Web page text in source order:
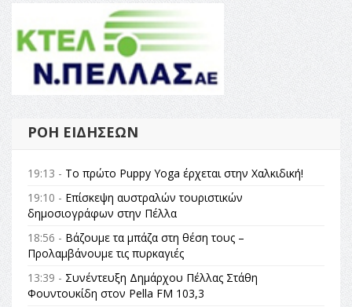
ΡΟΉ ΕΙΔΉΣΕΩΝ
19:13 - Το πρώτο Puppy Yoga έρχεται στην Χαλκιδική!
19:10 - Επίσκεψη αυστραλών τουριστικών
δημοσιογράφων στην Πέλλα
18:56 - Βάζουμε τα μπάζα στη θέση τους –
Προλαμβάνουμε τις πυρκαγιές
13:39 - Συνέντευξη Δημάρχου Πέλλας Στάθη
Φουντουκίδη στον Pella FM 103,3